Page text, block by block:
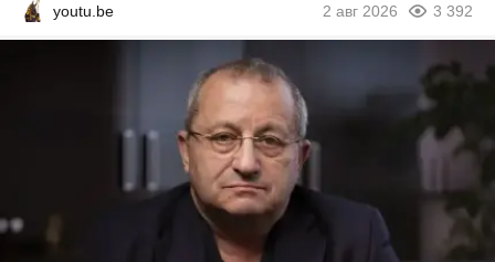
youtu.be 2 авг 2026 3 392